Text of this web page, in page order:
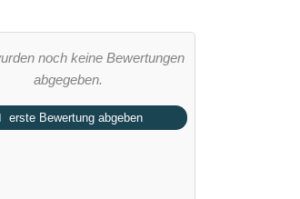
noch keine Bewertungen
abgegeben.
erste Bewertung abgeben